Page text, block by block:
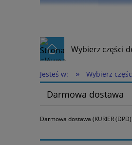
Wybierz części
Jesteś w: » Wybierz
Darmowa dostawa
Darmowa dostawa (KURIER